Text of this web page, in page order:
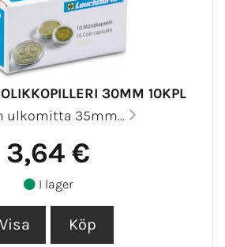
30MM 10KPL
ulkomitta 35mm...
3,64 €
I lager